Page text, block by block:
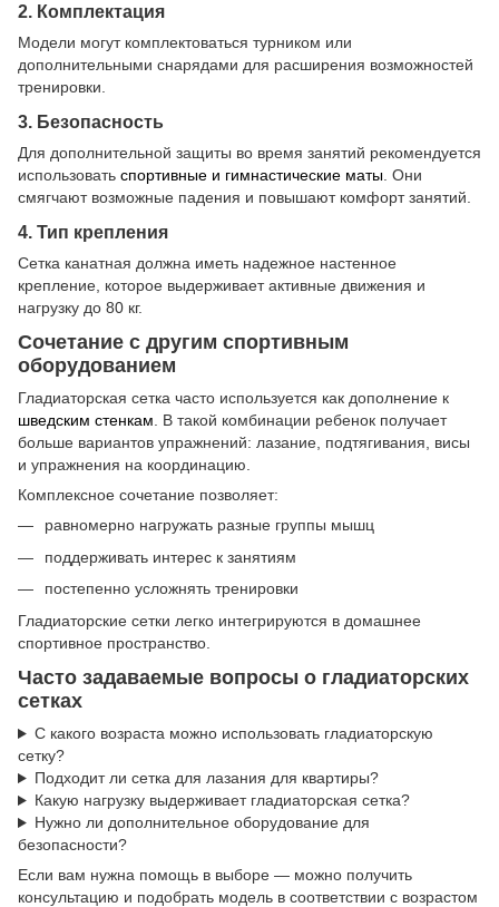
2. Комплектация
Модели могут комплектоваться турником или
дополнительными снарядами для расширения возможностей
тренировки.
3. Безопасность
Для дополнительной защиты во время занятий рекомендуется
использовать спортивные и гимнастические маты . Они
смягчают возможные падения и повышают комфорт занятий.
4. Тип крепления
Сетка канатная должна иметь надежное настенное
крепление, которое выдерживает активные движения и
нагрузку до 80 кг.
Сочетание с другим спортивным
оборудованием
Гладиаторская сетка часто используется как дополнение к
шведским стенкам. В такой комбинации ребенок получает
больше вариантов упражнений: лазание, подтягивания, висы
и упражнения на координацию.
Комплексное сочетание позволяет:
равномерно нагружать разные группы мышц
поддерживать интерес к занятиям
постепенно усложнять тренировки
Гладиаторские сетки легко интегрируются в домашнее
спортивное пространство.
Часто задаваемые вопросы о гладиаторских
сетках
С какого возраста можно использовать гладиаторскую
сетку?
Подходит ли сетка для лазания для квартиры?
Какую нагрузку выдерживает гладиаторская сетка?
Нужно ли дополнительное оборудование для
безопасности?
Если вам нужна помощь в выборе — можно получить
консультацию и подобрать модель в соответствии с возрастом